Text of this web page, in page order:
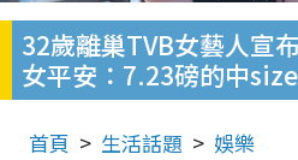
32歲離巢TVB女藝人宣
女平安：7.23磅的中
首頁 生活話題 娛樂